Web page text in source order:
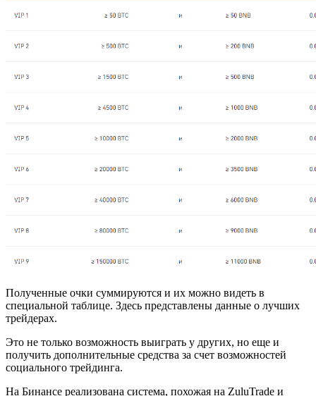
Полученные очки суммируются и их можно видеть в
специальной таблице. Здесь представлены данные о лучших
трейдерах.
Это не только возможность выиграть у других, но еще и
получить дополнительные средства за счет возможностей
социального трейдинга.
На Бинансе реализована система, похожая на ZuluTrade и